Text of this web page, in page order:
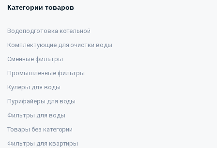
Категории товаров
Водоподготовка котельной
Комплектующие для очистки воды
Сменные фильтры
Промышленные фильтры
Кулеры для воды
Пурифайеры для воды
Фильтры для воды
Товары без категории
Фильтры для квартиры